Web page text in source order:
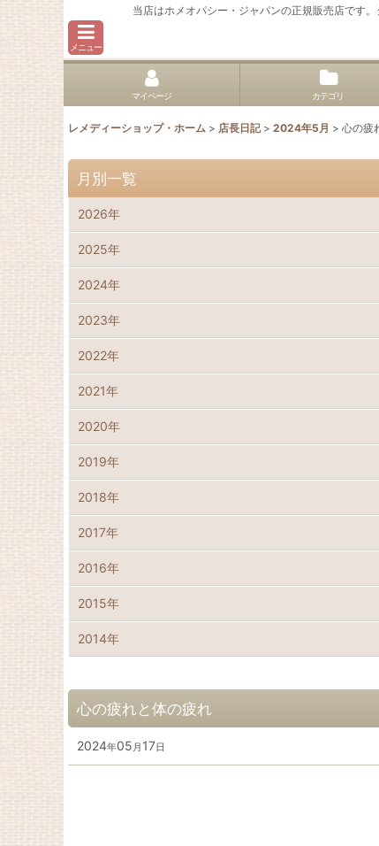
当店はホメオパシー・ジャパンの正規販売店です
メニュー
マイページ カテゴリ
レメディーショップ・ホーム > 店長日記 > 2024年5月 > 心の疲
心の疲れと体の疲れ
2024年05 月 17日
月別一覧
2026年
2025年
2024年
2023年
2022年
2021年
2020年
2019年
2018年
2017年
2016年
2015年
2014年